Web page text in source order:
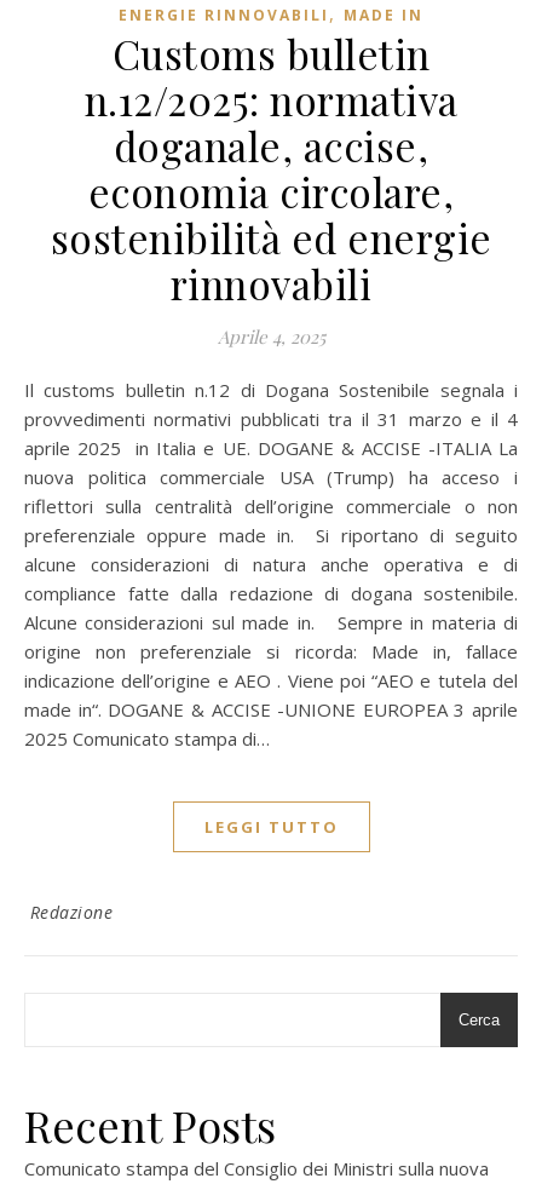
ENERGIE RINNOVABILI , MADE IN
Customs bulletin
n.12/2025: normativa
doganale, accise,
economia circolare,
sostenibilità ed energie
rinnovabili
Aprile 4, 2025
Il customs bulletin n.12 di Dogana Sostenibile segnala i
provvedimenti normativi pubblicati tra il 31 marzo e il 4
aprile 2025 in Italia e UE. DOGANE & ACCISE -ITALIA La
nuova politica commerciale USA (Trump) ha acceso i
riflettori sulla centralità dell’origine commerciale o non
preferenziale oppure made in. Si riportano di seguito
alcune considerazioni di natura anche operativa e di
compliance fatte dalla redazione di dogana sostenibile.
Alcune considerazioni sul made in. Sempre in materia di
origine non preferenziale si ricorda: Made in, fallace
indicazione dell’origine e AEO . Viene poi “AEO e tutela del
made in“. DOGANE & ACCISE -UNIONE EUROPEA 3 aprile
2025 Comunicato stampa di…
LEGGI TUTTO
Redazione
Cerca
Recent Posts
Comunicato stampa del Consiglio dei Ministri sulla nuova